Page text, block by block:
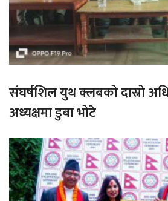
संघर्षशिल युथ क्लबको दास्रो
अध्यक्षमा डुबा भोटे